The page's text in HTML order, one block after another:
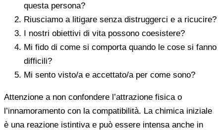
questa persona?
Riusciamo a litigare senza distruggerci e a ricucire?
I nostri obiettivi di vita possono coesistere?
Mi fido di come si comporta quando le cose si fanno
difficili?
Mi sento visto/a e accettato/a per come sono?
Attenzione a non confondere l’attrazione fisica o
l’innamoramento con la compatibilità. La chimica iniziale
è una reazione istintiva e può essere intensa anche in